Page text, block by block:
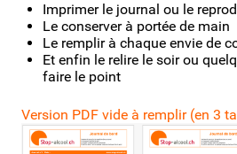
Imprimer le journal ou le
Le conserver à portée de main
Le remplir à chaque envie de
Et enfin le relire le soir ou
faire le point
Version PDF vide à remplir (en 3